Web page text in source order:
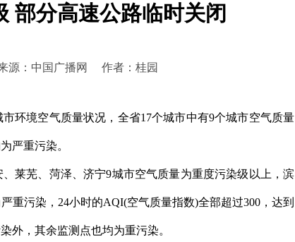
部分高速公路临时关闭
源：中国广播网 作者：桂园
境空气质量状况，全省17个城市中有9个城市空气质量
严重污染。
芜、菏泽、济宁9城市空气质量为重度污染级以上，滨
重污染，24小时的AQI(空气质量指数)全部超过300，达到
外，其余监测点也均为重污染。